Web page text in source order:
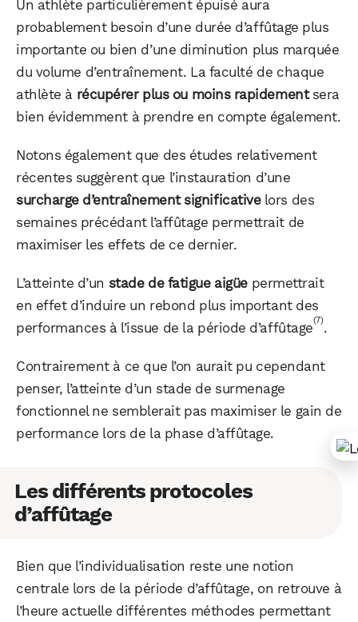
Un athlète particulièrement épuisé aura
probablement besoin d’une durée d’affûtage plus
importante ou bien d’une diminution plus marquée
du volume d’entraînement. La faculté de chaque
athlète à récupérer plus ou moins rapidementsera
bien évidemment à prendre en compte également.
Notons également que des études relativement
récentes suggèrent que l’instauration d’une
surcharge d’entraînement significativelors des
semaines précédant l’affûtage permettrait de
maximiser les effets de ce dernier.
L’atteinte d’un stade de fatigue aigüepermettrait
en effet d’induire un rebond plus important des
performances à l’issue de la période d’affûtage(7).
Contrairement à ce que l’on aurait pu cependant
penser, l’atteinte d’un stade de surmenage
fonctionnel ne semblerait pas maximiser le gain de
performance lors de la phase d’affûtage.
Les différents protocoles
d’affûtage
Bien que l’individualisation reste une notion
centrale lors de la période d’affûtage, on retrouve à
l’heure actuelle différentes méthodes permettant